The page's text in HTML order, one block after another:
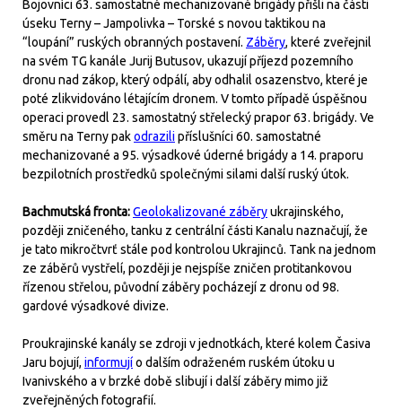
Bojovníci 63. samostatné mechanizované brigády přišli na části
úseku Terny – Jampolivka – Torské s novou taktikou na
“loupání” ruských obranných postavení. Záběry, které zveřejnil
na svém TG kanále Jurij Butusov, ukazují příjezd pozemního
dronu nad zákop, který odpálí, aby odhalil osazenstvo, které je
poté zlikvidováno létajícím dronem. V tomto případě úspěšnou
operaci provedl 23. samostatný střelecký prapor 63. brigády. Ve
směru na Terny pakodrazilipříslušníci 60. samostatné
mechanizované a 95. výsadkové úderné brigády a 14. praporu
bezpilotních prostředků společnými silami další ruský útok.
Bachmutská fronta:Geolokalizované záběryukrajinského,
později zničeného, tanku z centrální části Kanalu naznačují, že
je tato mikročtvrť stále pod kontrolou Ukrajinců. Tank na jednom
ze záběrů vystřelí, později je nejspíše zničen protitankovou
řízenou střelou, původní záběry pocházejí z dronu od 98.
gardové výsadkové divize.
Proukrajinské kanály se zdroji v jednotkách, které kolem Časiva
Jaru bojují, informujío dalším odraženém ruském útoku u
Ivanivského a v brzké době slibují i další záběry mimo již
zveřejněných fotografií.